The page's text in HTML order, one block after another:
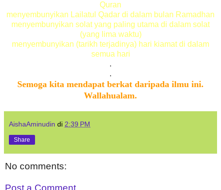
Quran
menyembunyikan Lailatul Qadar di dalam bulan Ramadhan
menyembunyikan solat yang paling utama di dalam solat
(yang lima waktu)
menyembunyikan (tarikh terjadinya) hari kiamat di dalam
semua hari
.
.
Semoga kita mendapat berkat daripada ilmu ini.
Wallahualam.
AishaAminudin di 2:39 PM
Share
No comments:
Post a Comment